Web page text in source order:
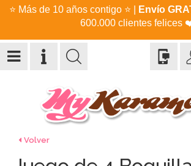
⭐ Más de 10 años contigo ⭐ Envío
600.000 clientes felices
Volver